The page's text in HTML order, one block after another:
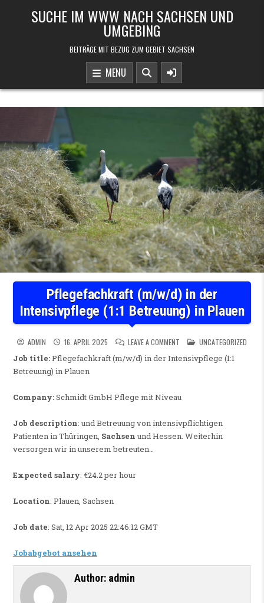
SUCHE IM WWW NACH SACHSEN UND
UMGEBING
BEITRÄGE MIT BEZUG ZUM GEBIET SACHSEN
MENU
Pflegefachkraft (m/w/d) in der
Intensivpflege (1:1 Betreuung) in Plauen
ADMIN 16. APRIL 2025 LEAVE A COMMENT ON PFLEGEFACHKRAFT (M/
POSTED IN
UNCATEGORIZED
Job title:Pflegefachkraft (m/w/d) in der Intensivpflege (1:1
Betreuung) in Plauen
Company:Schmidt GmbH Pflege mit Niveau
Job description: und Betreuung von intensivpflichtigen
Patienten in Thüringen, Sachsen und Hessen. Weiterhin
versorgen wir in unserem betreuten…
Expected salary: €24.2 per hour
Location: Plauen, Sachsen
Job date: Sat, 12 Apr 2025 22:46:12 GMT
Jobabgebot ansehen
Author: admin